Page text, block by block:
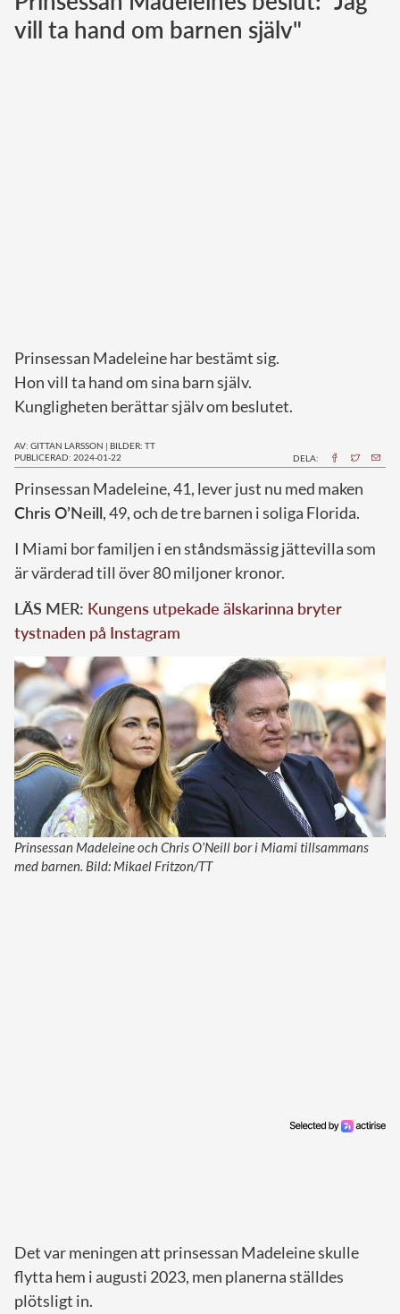
Norska kungahuset
vill ta hand om barnen själv"
Prinsessan Madeleine har bestämt sig.
Hon vill ta hand om sina barn själv.
Kungligheten berättar själv om beslutet.
AV: GITTAN LARSSON | BILDER: TT
PUBLICERAD: 2024-01-22
DELA:
Prinsessan Madeleine, 41, lever just nu med maken
Chris O’Neill, 49, och de tre barnen i soliga Florida.
I Miami bor familjen i en ståndsmässig jättevilla som
är värderad till över 80 miljoner kronor.
LÄS MER: Kungens utpekade älskarinna bryter
tystnaden på Instagram
Prinsessan Madeleine och Chris O’Neill bor i Miami tillsammans
med barnen. Bild: Mikael Fritzon/TT
Det var meningen att prinsessan Madeleine skulle
flytta hem i augusti 2023, men planerna ställdes
plötsligt in.